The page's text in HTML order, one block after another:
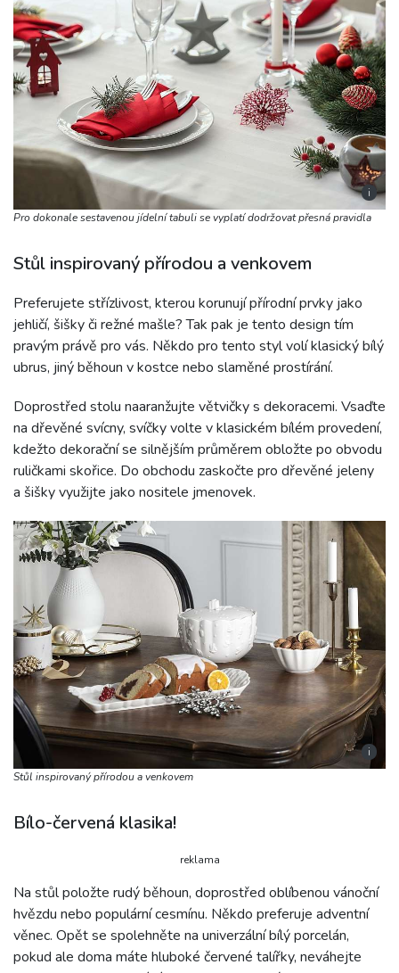
i
Pro dokonale sestavenou jídelní tabuli se vyplatí dodržovat přesná pravidla
Stůl inspirovaný přírodou a venkovem
Preferujete střízlivost, kterou korunují přírodní prvky jako
jehličí, šišky či režné mašle? Tak pak je tento design tím
pravým právě pro vás. Někdo pro tento styl volí klasický bílý
ubrus, jiný běhoun v kostce nebo slaměné prostírání.
Doprostřed stolu naaranžujte větvičky s dekoracemi. Vsaďte
na dřevěné svícny, svíčky volte v klasickém bílém provedení,
kdežto dekorační se silnějším průměrem obložte po obvodu
ruličkami skořice. Do obchodu zaskočte pro dřevěné jeleny
a šišky využijte jako nositele jmenovek.
i
Stůl inspirovaný přírodou a venkovem
Bílo-červená klasika!
reklama
Na stůl položte rudý běhoun, doprostřed oblíbenou vánoční
hvězdu nebo populární cesmínu. Někdo preferuje adventní
věnec. Opět se spolehněte na univerzální bílý porcelán,
pokud ale doma máte hluboké červené talířky, neváhejte